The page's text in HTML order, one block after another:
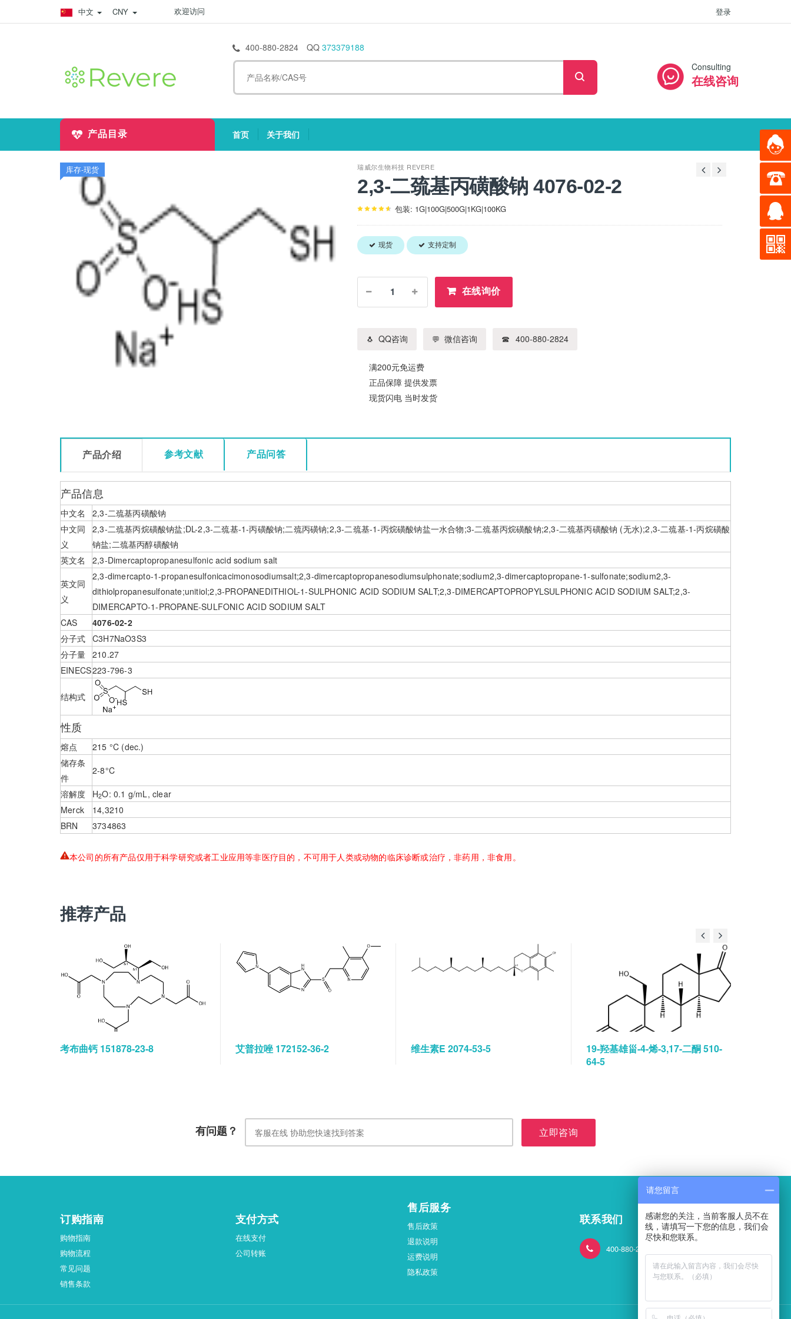
中文 CNY 欢迎访问 登录
400-880-2824 QQ 373379188
Consulting
在线咨询
产品目录
首页
关于我们
库存-现货 瑞威尔生物科技 REVERE
2,3-二巯基丙磺酸钠 4076-02-2
包装: 1G|100G|500G|1KG|100KG
现货 支持定制
在线询价
QQ咨询 微信咨询 400-880-2824
满200元免运费
正品保障 提供发票
现货闪电 当时发货
产品介绍 参考文献 产品问答
产品信息
中文名
2,3-二巯基丙磺酸钠
中文同
义
2,3-二巯基丙烷磺酸钠盐;DL-2,3-二巯基-1-丙磺酸钠;二巯丙磺钠;2,3-二巯基-1-丙烷磺酸钠盐一水合物;3-二巯基丙烷磺酸钠;2,3-二巯基丙磺酸钠 (无水);2,3-二巯基-1-丙烷磺酸
钠盐;二巯基丙醇磺酸钠
英文名
2,3-Dimercaptopropanesulfonic acid sodium salt
英文同
义
2,3-dimercapto-1-propanesulfonicacimonosodiumsalt;2,3-dimercaptopropanesodiumsulphonate;sodium2,3-dimercaptopropane-1-sulfonate;sodium2,3-
dithiolpropanesulfonate;unitiol;2,3-PROPANEDITHIOL-1-SULPHONIC ACID SODIUM SALT;2,3-DIMERCAPTOPROPYLSULPHONIC ACID SODIUM SALT;2,3-
DIMERCAPTO-1-PROPANE-SULFONIC ACID SODIUM SALT
CAS
4076-02-2
分子式 C3H7NaO3S3
分子量 210.27
EINECS223-796-3
结构式
性质
熔点
215 °C (dec.)
储存条
件
2-8°C
溶解度
H2O: 0.1 g/mL, clear
Merck
14,3210
BRN
3734863
本公司的所有产品仅用于科学研究或者工业应用等非医疗目的，不可用于人类或动物的临床诊断或治疗，非药用，非食用。
推荐产品
考布曲钙 151878-23-8 艾普拉唑 172152-36-2 维生素E 2074-53-5
19-羟基雄甾-4-烯-3,17-二酮 510-
64-5
有问题？ 立即咨询
订购指南
购物指南
购物流程
常见问题
销售条款
支付方式
在线支付
公司转账
售后服务
售后政策
退款说明
运费说明
隐私政策
联系我们
400-880-2824
请您留言
感谢您的关注，当前客服人员不在
线，请填写一下您的信息，我们会
尽快和您联系。